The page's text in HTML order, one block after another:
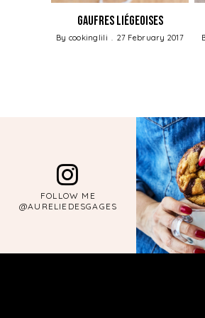
Gaufres Liégeoises
By cookinglili 27 February 2017
FOLLOW ME
@AURELIEDESGAGES